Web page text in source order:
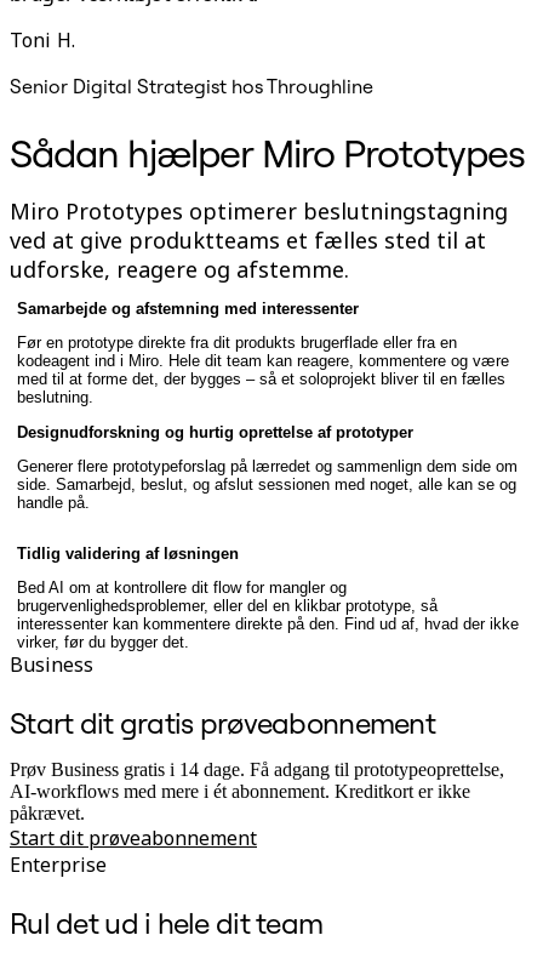
Toni H.
Senior Digital Strategist hos Throughline
Sådan hjælper Miro Prototypes
Miro Prototypes optimerer beslutningstagning
ved at give produktteams et fælles sted til at
udforske, reagere og afstemme.
Samarbejde og afstemning med interessenter
Før en prototype direkte fra dit produkts brugerflade eller fra en
kodeagent ind i Miro. Hele dit team kan reagere, kommentere og være
med til at forme det, der bygges – så et soloprojekt bliver til en fælles
beslutning.
Designudforskning og hurtig oprettelse af prototyper
Generer flere prototypeforslag på lærredet og sammenlign dem side om
side. Samarbejd, beslut, og afslut sessionen med noget, alle kan se og
handle på.
Tidlig validering af løsningen
Bed AI om at kontrollere dit flow for mangler og
brugervenlighedsproblemer, eller del en klikbar prototype, så
interessenter kan kommentere direkte på den. Find ud af, hvad der ikke
virker, før du bygger det.
Business
Start dit gratis prøveabonnement
Prøv Business gratis i 14 dage. Få adgang til prototypeoprettelse,
AI-workflows med mere i ét abonnement. Kreditkort er ikke
påkrævet.
Start dit prøveabonnement
Enterprise
Rul det ud i hele dit team